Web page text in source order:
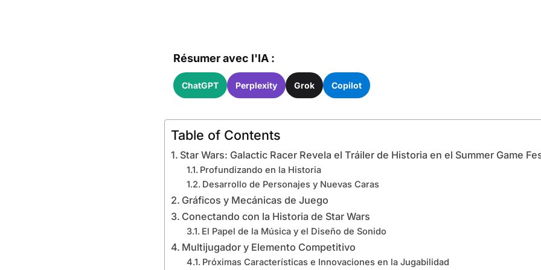
Résumer avec l'IA :
ChatGPT Perplexity Grok Copilot
Table of Contents
Star Wars: Galactic Racer Revela el Tráiler de Historia en el Summer Game
Profundizando en la Historia
Desarrollo de Personajes y Nuevas Caras
Gráficos y Mecánicas de Juego
Conectando con la Historia de Star Wars
El Papel de la Música y el Diseño de Sonido
Multijugador y Elemento Competitivo
Próximas Características e Innovaciones en la Jugabilidad